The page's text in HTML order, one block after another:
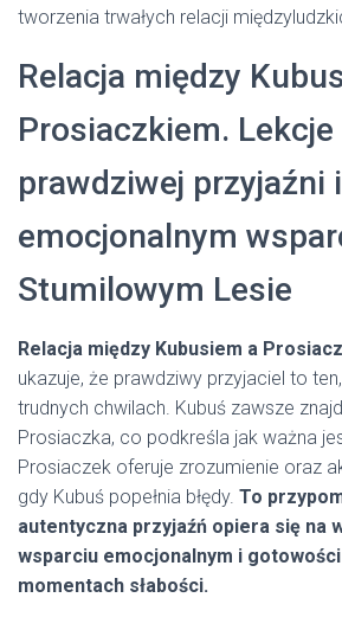
tworzenia trwałych relacji
Relacja między
Prosiaczkiem. Lekcje
prawdziwej przyjaźni i
emocjonalnym
Stumilowym Lesie
Relacja między Kubusiem a
ukazuje, że prawdziwy przyjaciel to
trudnych chwilach. Kubuś zawsze
Prosiaczka, co podkreśla jak ważna
Prosiaczek oferuje zrozumienie oraz
gdy Kubuś popełnia błędy. To
autentyczna przyjaźń opiera się na
wsparciu emocjonalnym i
momentach słabości.